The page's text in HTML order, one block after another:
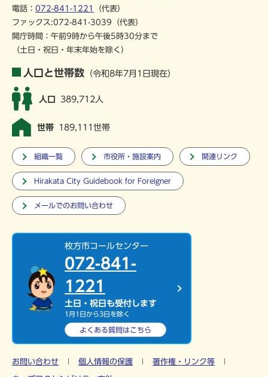
電話： 072-841-1221
（代表）
ファックス:072-841-3039（代表）
開庁時間：午前9時から午後5時30分まで
（土日・祝日・年末年始を除く）
人口と世帯数 （令和8年7月1日現在）
人口 389,712人
世帯 189,111世帯
組織一覧 市役所・施設案内 関連リンク
Hirakata City Guidebook for Foreigner
メールでのお問い合わせ
枚方市コールセンター
072-841-
1221
土日・祝日も受付します
1月1日から3日を除く
よくある質問はこちら
お問い合わせ 個人情報の保護 著作権・リンク等